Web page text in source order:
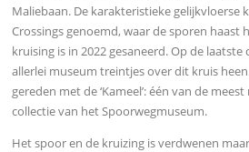
Maliebaan. De karakteristieke gelijkvloerse
Crossings genoemd, waar de sporen haast
kruising is in 2022 gesaneerd. Op de
allerlei museum treintjes over dit kruis
gereden met de ‘Kameel’: één van de
collectie van het Spoorwegmuseum.
Het spoor en de kruizing is verdwenen